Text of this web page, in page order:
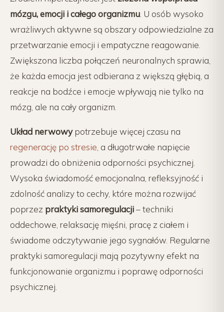
mózgu, emocji i całego organizmu . U osób wysoko
wrażliwych aktywne są obszary odpowiedzialne za
przetwarzanie emocji i empatyczne reagowanie.
Zwiększona liczba połączeń neuronalnych sprawia,
że każda emocja jest odbierana z większą głębią, a
reakcje na bodźce i emocje wpływają nie tylko na
mózg, ale na cały organizm.
Układ nerwowypotrzebuje więcej czasu na
regenerację po stresie, a długotrwałe napięcie
prowadzi do obniżenia odporności psychicznej.
Wysoka świadomość emocjonalna, refleksyjność i
zdolność analizy to cechy, które można rozwijać
poprzez praktyki samoregulacji– techniki
oddechowe, relaksację mięśni, pracę z ciałem i
świadome odczytywanie jego sygnałów. Regularne
praktyki samoregulacji mają pozytywny efekt na
funkcjonowanie organizmu i poprawę odporności
psychicznej.